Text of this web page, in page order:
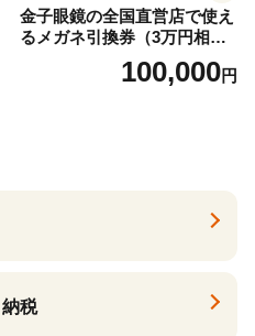
金子眼鏡の全国直営店で使え
るメガネ引換券（3万円相
100,000円
税